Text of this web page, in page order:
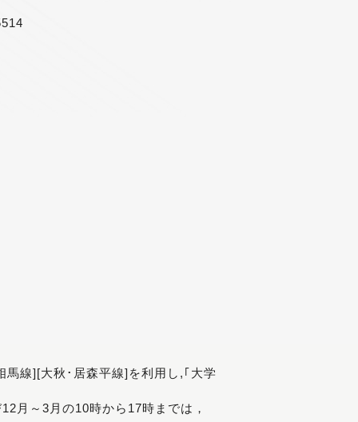
線][大秋･居森平線]を利用し,｢大学
月～3月の10時から17時までは，